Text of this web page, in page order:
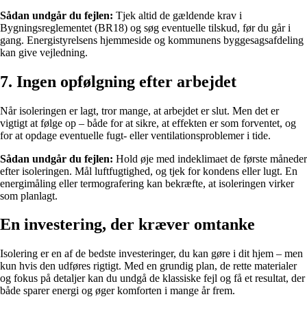
Sådan undgår du fejlen: Tjek altid de gældende krav i
Bygningsreglementet (BR18) og søg eventuelle tilskud, før du går i
gang. Energistyrelsens hjemmeside og kommunens byggesagsafdeling
kan give vejledning.
7. Ingen opfølgning efter arbejdet
Når isoleringen er lagt, tror mange, at arbejdet er slut. Men det er
vigtigt at følge op – både for at sikre, at effekten er som forventet, og
for at opdage eventuelle fugt- eller ventilationsproblemer i tide.
Sådan undgår du fejlen: Hold øje med indeklimaet de første måneder
efter isoleringen. Mål luftfugtighed, og tjek for kondens eller lugt. En
energimåling eller termografering kan bekræfte, at isoleringen virker
som planlagt.
En investering, der kræver omtanke
Isolering er en af de bedste investeringer, du kan gøre i dit hjem – men
kun hvis den udføres rigtigt. Med en grundig plan, de rette materialer
og fokus på detaljer kan du undgå de klassiske fejl og få et resultat, der
både sparer energi og øger komforten i mange år frem.